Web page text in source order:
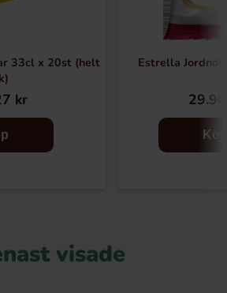
33cl x 20st (helt
kr
Estrella
Köp
visade